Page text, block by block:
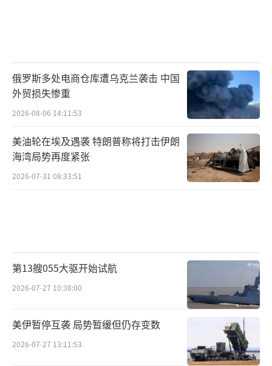
如何寻求战后经济复苏和发展，对于俄罗
斯来说，也是至关重要的问题，在全球其它大
多数国家慑于美国威胁的情况之下，不敢直接
公开欢迎俄罗斯投资的时候，借道人民币进行
海外投资，也就成为俄罗斯海外投资的桥梁
了。
一方面，展示了与中国坚定的战略伙伴关系，
另外一方面，也显示了俄罗斯现在就是要帮助
中国破除美元的霸权统治地位，去美元化是俄
罗斯遭到西方制裁之后坚定的全球金融目标。
在跟中国达成一致的情况之下，俄罗斯也愿意
助力中国实现人民币国际化、本地化，所以这
俄罗斯多处电商仓库遭乌克兰袭击 中国
外贸损失惨重
2026-08-06 14:11:53
美油轮在埃及遇袭 特朗普称将打击伊朗
海湾局势再度紧张
2026-07-31 08:33:51
第13艘055大驱开始试航
2026-07-27 10:38:00
美伊暂停互袭 局势暂缓但仍存变数
2026-07-27 13:11:53